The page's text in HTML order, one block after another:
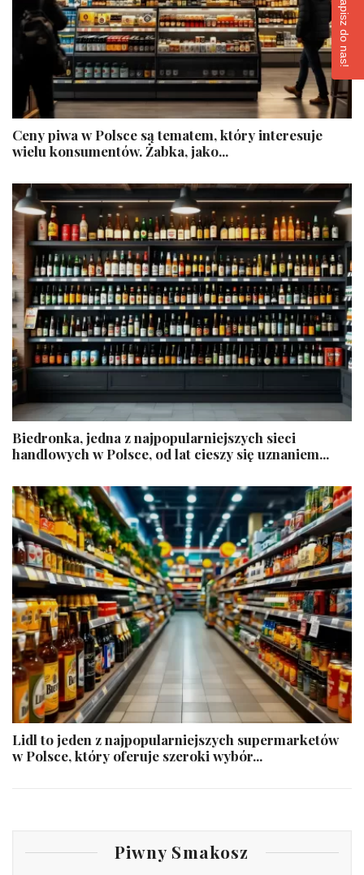
Ceny piwa w Polsce są tematem, który interesuje
wielu konsumentów. Żabka, jako...
Biedronka, jedna z najpopularniejszych sieci
handlowych w Polsce, od lat cieszy się uznaniem...
Lidl to jeden z najpopularniejszych supermarketów
w Polsce, który oferuje szeroki wybór...
Piwny Smakosz
Napisz do nas!